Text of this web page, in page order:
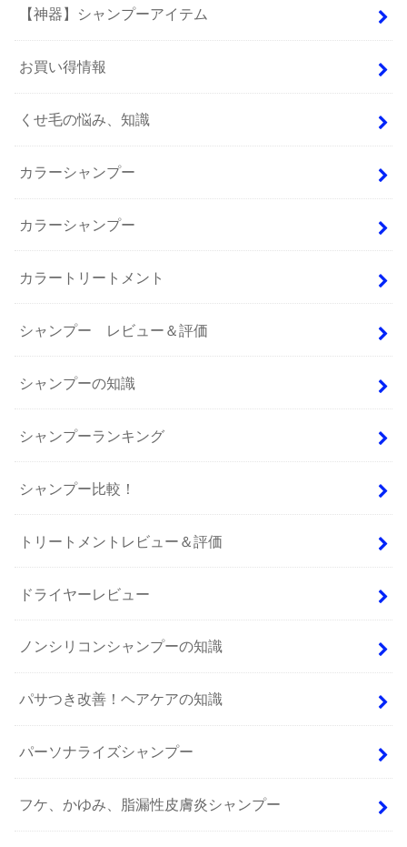
【神器】シャンプーアイテム
お買い得情報
くせ毛の悩み、知識
カラーシャンプー
カラーシャンプー
カラートリートメント
シャンプー レビュー＆評価
シャンプーの知識
シャンプーランキング
シャンプー比較！
トリートメントレビュー＆評価
ドライヤーレビュー
ノンシリコンシャンプーの知識
パサつき改善！ヘアケアの知識
パーソナライズシャンプー
フケ、かゆみ、脂漏性皮膚炎シャンプー